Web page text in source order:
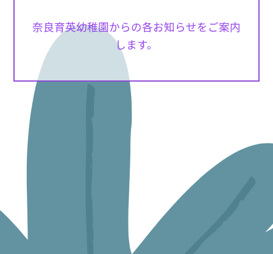
奈良育英幼稚園からの各お知らせをご案内
します。